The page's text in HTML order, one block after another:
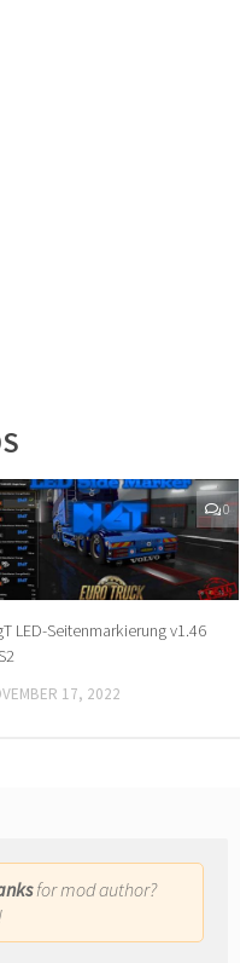
0
LED-Seitenmarkierung v1.46
17, 2022
for mod author?